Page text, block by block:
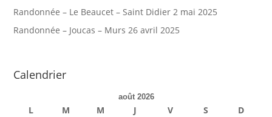
Randonnée – Le Beaucet – Saint Didier 2 mai 2025
Randonnée – Joucas – Murs 26 avril 2025
Calendrier
août 2026
L M M J V S
D